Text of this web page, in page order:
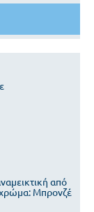
από
Μπρονζέ